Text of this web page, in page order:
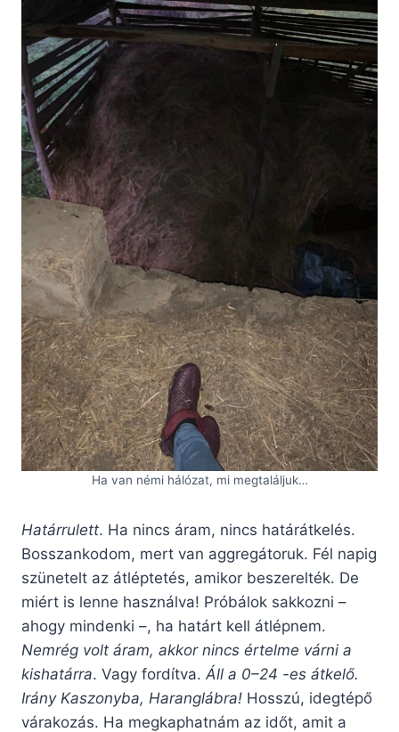
Ha van némi hálózat, mi megtaláljuk…
Határrulett. Ha nincs áram, nincs határátkelés.
Bosszankodom, mert van aggregátoruk. Fél napig
szünetelt az átléptetés, amikor beszerelték. De
miért is lenne használva! Próbálok sakkozni –
ahogy mindenki –, ha határt kell átlépnem.
Nemrég volt áram, akkor nincs értelme várni a
kishatárra. Vagy fordítva. Áll a 0–24 -es átkelő.
Irány Kaszonyba, Haranglábra! Hosszú, idegtépő
várakozás. Ha megkaphatnám az időt, amit a